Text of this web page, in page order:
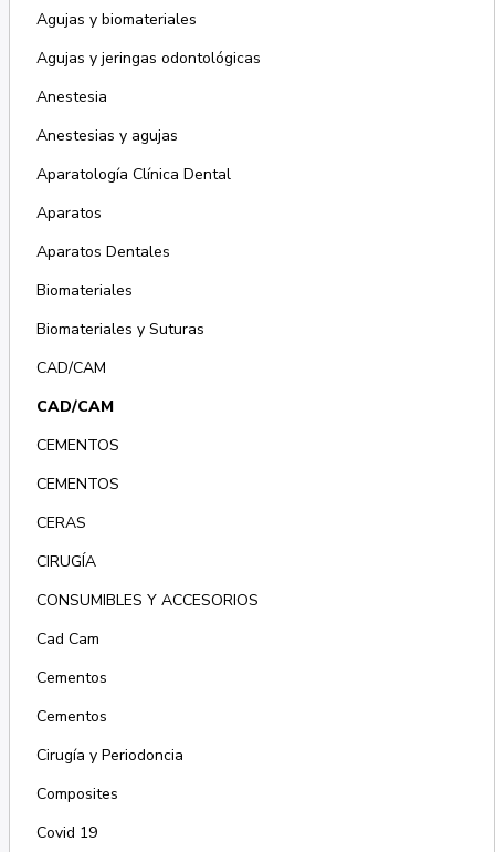
Agujas y biomateriales
Agujas y jeringas odontológicas
Anestesia
Anestesias y agujas
Aparatología Clínica Dental
Aparatos
Aparatos Dentales
Biomateriales
Biomateriales y Suturas
CAD/CAM
CAD/CAM
CEMENTOS
CEMENTOS
CERAS
CIRUGÍA
CONSUMIBLES Y ACCESORIOS
Cad Cam
Cementos
Cementos
Cirugía y Periodoncia
Composites
Covid 19